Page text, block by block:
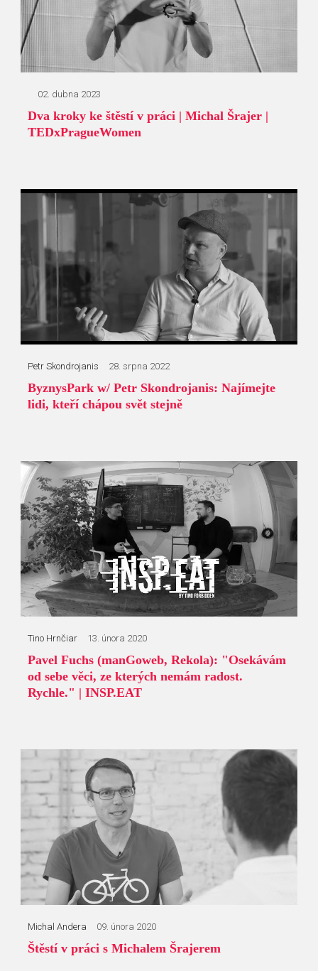
02. dubna 2023
Dva kroky ke štěstí v práci | Michal Šrajer |
TEDxPragueWomen
Petr Skondrojanis 28. srpna 2022
ByznysPark w/ Petr Skondrojanis: Najímejte
lidi, kteří chápou svět stejně
Tino Hrnčiar 13. února 2020
Pavel Fuchs (manGoweb, Rekola): "Osekávám
od sebe věci, ze kterých nemám radost.
Rychle." | INSP.EAT
Michal Andera 09. února 2020
Štěstí v práci s Michalem Šrajerem